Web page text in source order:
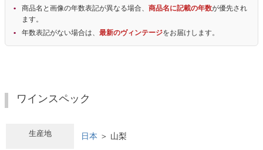
商品名と画像の年数表記が異なる場合、 商品名に記載の年数が優先され
ます。
年数表記がない場合は、 最新のヴィンテージをお届けします。
ワインスペック
生産地 日本 ＞ 山梨